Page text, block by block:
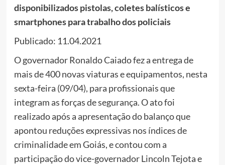
disponibilizados pistolas, coletes balísticos e
smartphones para trabalho dos policiais
Publicado: 11.04.2021
O governador Ronaldo Caiado fez a entrega de
mais de 400 novas viaturas e equipamentos, nesta
sexta-feira (09/04), para profissionais que
integram as forças de segurança. O ato foi
realizado após a apresentação do balanço que
apontou reduções expressivas nos índices de
criminalidade em Goiás, e contou com a
participação do vice-governador Lincoln Tejota e